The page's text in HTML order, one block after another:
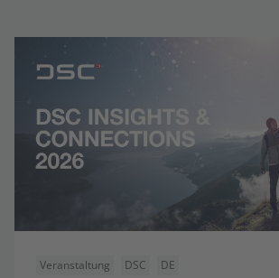
Veranstaltung DSC DE